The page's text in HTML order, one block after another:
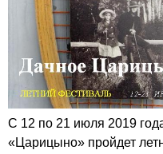
С 12 по 21 июля 2019
«Царицыно» пройдет